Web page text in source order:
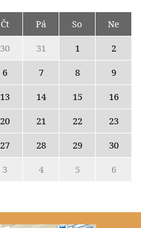
Čt Pá So
Ne
30 31 1
2
6 7 8
9
13 14 15
16
20 21 22
23
27 28 29
30
3 4 5 6